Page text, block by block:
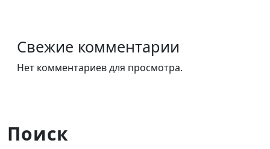
Свежие комментарии
Нет комментариев для просмотра.
Поиск